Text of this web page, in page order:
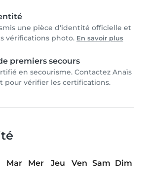
une pièce d'identité officielle et
vérifications photo. En savoir plus
premiers secours
en secourisme. Contactez Anaïs
pour vérifier les certifications.
Mar Mer Jeu Ven Sam Dim